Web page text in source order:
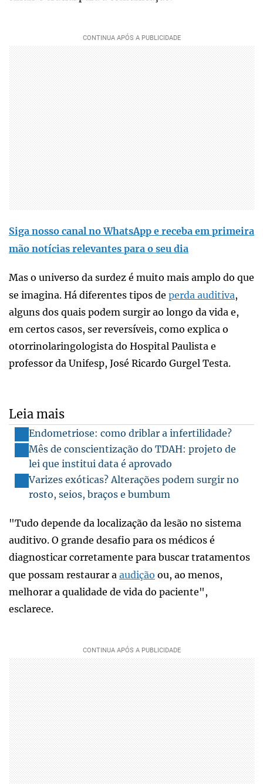
Siga nosso canal no WhatsApp e receba em primeira
mão notícias relevantes para o seu dia
Mas o universo da surdez é muito mais amplo do que
se imagina. Há diferentes tipos de perda auditiva,
alguns dos quais podem surgir ao longo da vida e,
em certos casos, ser reversíveis, como explica o
otorrinolaringologista do Hospital Paulista e
professor da Unifesp, José Ricardo Gurgel Testa.
Leia mais
Endometriose: como driblar a infertilidade?
Mês de conscientização do TDAH: projeto de
lei que institui data é aprovado
Varizes exóticas? Alterações podem surgir no
rosto, seios, braços e bumbum
"Tudo depende da localização da lesão no sistema
auditivo. O grande desafio para os médicos é
diagnosticar corretamente para buscar tratamentos
que possam restaurar a audição ou, ao menos,
melhorar a qualidade de vida do paciente",
esclarece.